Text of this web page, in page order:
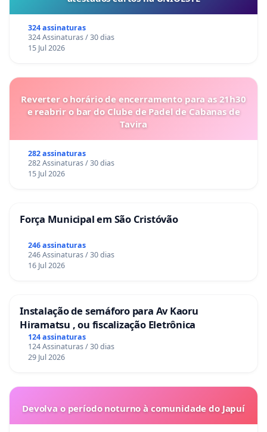
324 assinaturas
324 Assinaturas / 30 dias
15 Jul 2026
Reverter o horário de encerramento para as 21h30
e reabrir o bar do Clube de Padel de Cabanas de
Tavira
282 assinaturas
282 Assinaturas / 30 dias
15 Jul 2026
Força Municipal em São Cristóvão
246 assinaturas
246 Assinaturas / 30 dias
16 Jul 2026
Instalação de semáforo para Av Kaoru
Hiramatsu , ou fiscalização Eletrônica
124 assinaturas
124 Assinaturas / 30 dias
29 Jul 2026
Devolva o período noturno à comunidade do Japuí